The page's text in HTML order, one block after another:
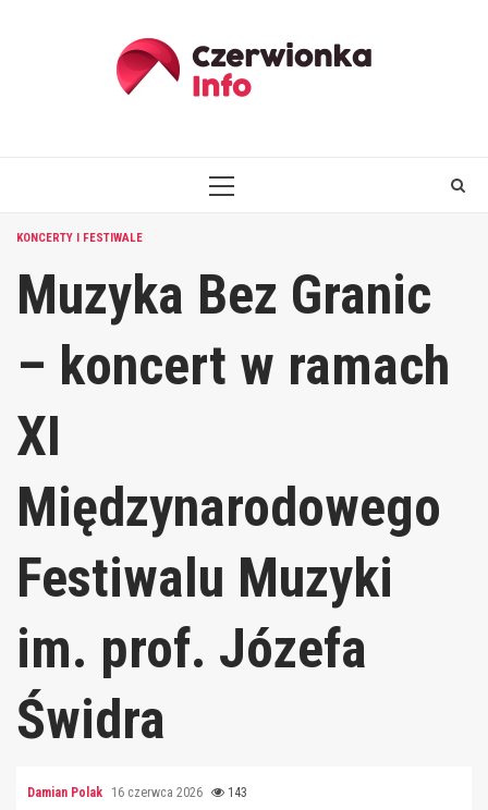
PRIMARY
KONCERTY I FESTIWALE
Muzyka Bez Granic
– koncert w ramach
XI
Międzynarodowego
Festiwalu Muzyki
im. prof. Józefa
Świdra
Damian Polak 16 czerwca 2026 143